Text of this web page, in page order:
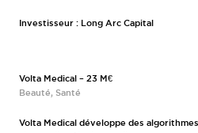
Investisseur : Long Arc Capital
Volta Medical – 23 M€
Beauté, Santé
Volta Medical développe des